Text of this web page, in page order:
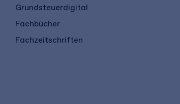
Grundsteuerdigital
Fachbücher
Fachzeitschriften